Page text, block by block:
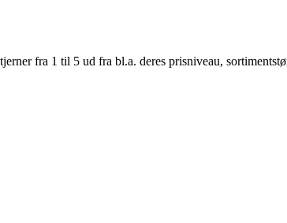
fra 1 til 5 ud fra bl.a. deres prisniveau,